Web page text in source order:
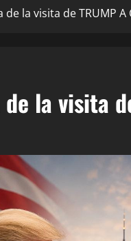
la visita de TRUMP A
la visita